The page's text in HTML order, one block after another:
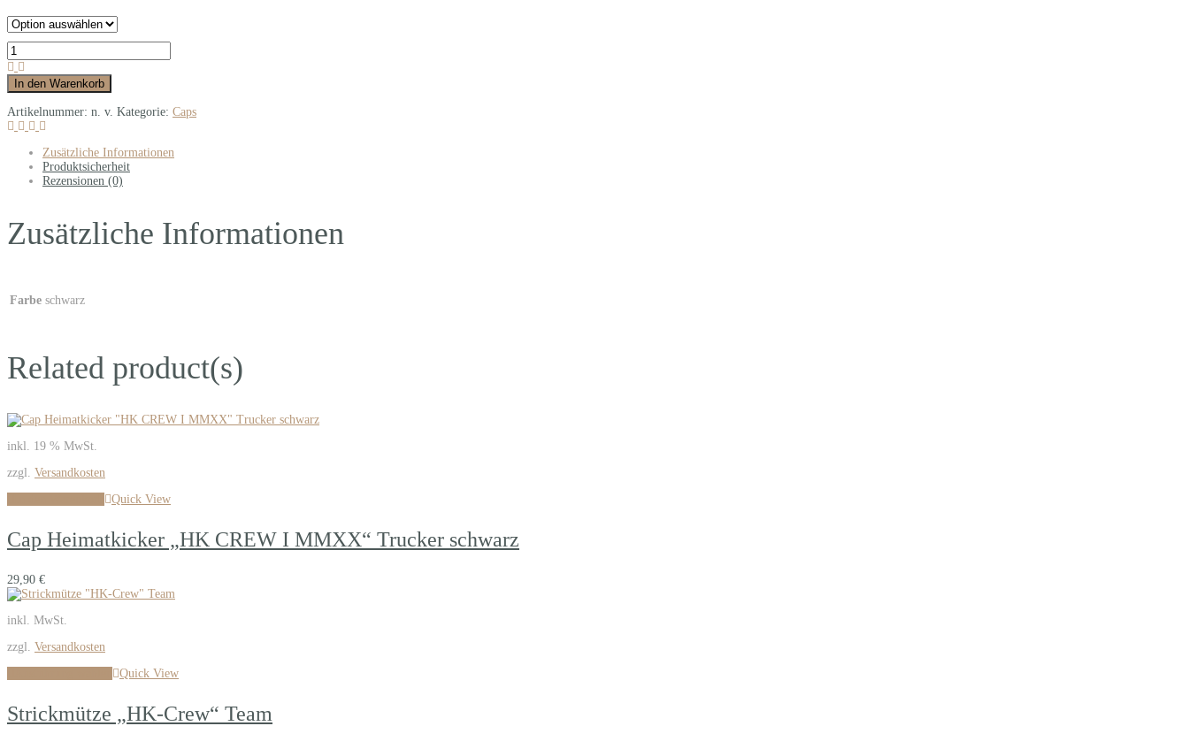
In den Warenkorb
Artikelnummer: n. v. Kategorie: Caps
Zusätzliche Informationen
Produktsicherheit
Rezensionen (0)
Zusätzliche Informationen
Farbe schwarz
Related product(s)
inkl. 19 % MwSt.
zzgl. Versandkosten
Quick View
Cap Heimatkicker „HK CREW I MMXX“ Trucker schwarz
29,90 €
inkl. MwSt.
zzgl. Versandkosten
Quick View
Strickmütze „HK-Crew“ Team